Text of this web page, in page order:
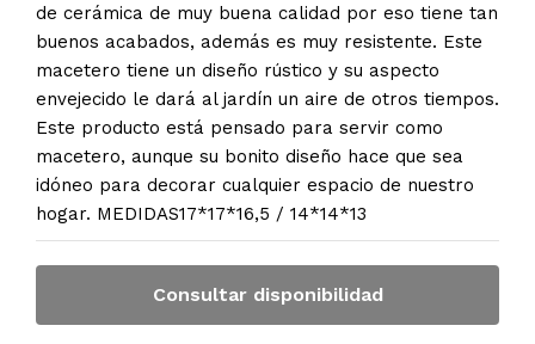
de cerámica de muy buena calidad por eso tiene tan
buenos acabados, además es muy resistente. Este
macetero tiene un diseño rústico y su aspecto
envejecido le dará al jardín un aire de otros tiempos.
Este producto está pensado para servir como
macetero, aunque su bonito diseño hace que sea
idóneo para decorar cualquier espacio de nuestro
hogar. MEDIDAS17*17*16,5 / 14*14*13
Consultar disponibilidad